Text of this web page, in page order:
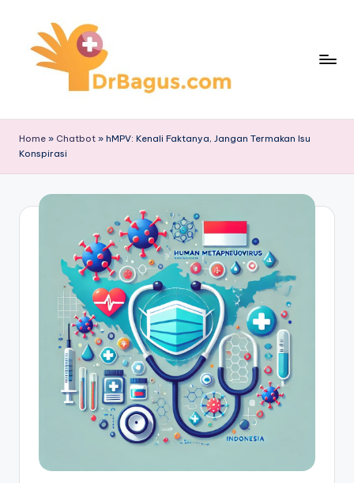
content
Home » Chatbot » hMPV: Kenali Faktanya, Jangan Termakan Isu
Konspirasi